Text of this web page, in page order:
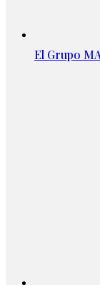
El Grupo